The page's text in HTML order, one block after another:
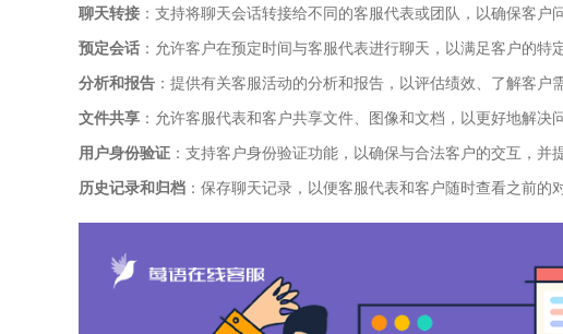
聊天转接 ：支持将聊天会话转接给不同的客服代表或团队，以确保客户
预定会话 ：允许客户在预定时间与客服代表进行聊天，以满足客户的特
分析和报告 ：提供有关客服活动的分析和报告，以评估绩效、了解客户
文件共享 ：允许客服代表和客户共享文件、图像和文档，以更好地解决
用户身份验证 ：支持客户身份验证功能，以确保与合法客户的交互，并
历史记录和归档 ：保存聊天记录，以便客服代表和客户随时查看之前的